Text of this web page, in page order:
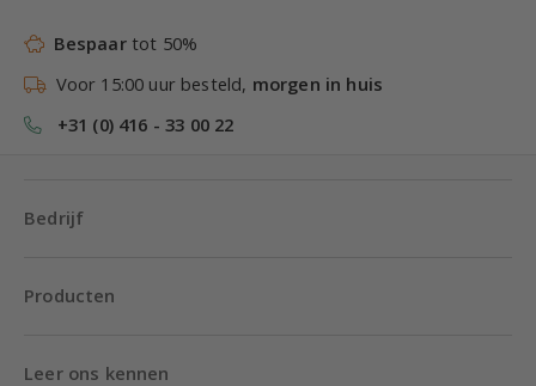
Bespaartot 50%
Voor 15:00 uur besteld, morgen in huis
+31 (0) 416 - 33 00 22
Bedrijf
Producten
Leer ons kennen